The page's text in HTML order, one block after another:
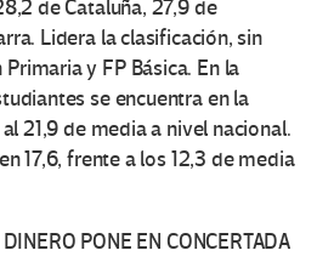
de Cataluña, 27,9 de
Lidera la clasificación, sin
y FP Básica. En la
se encuentra en la
21,9 de media a nivel nacional.
17,6, frente a los 12,3 de media
PONE EN CONCERTADA